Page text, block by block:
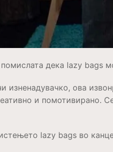
помислата дека lazy bags
изненадувачко, ова
и помотивирано.
lazy bags во